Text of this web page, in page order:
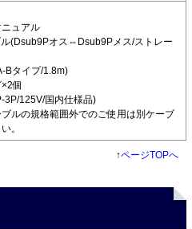
ニュアル
ル(Dsub9Pオス⇔Dsub9Pメス/ストレー
Bタイプ/1.8m)
個
3P/125V/国内仕様品)
ルの規格範囲外でのご使用は別ケーブ
。
↑ページTOPへ